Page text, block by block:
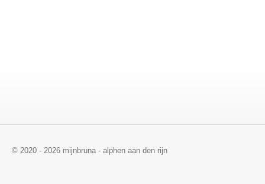
© 2020 - 2026 mijnbruna - alphen aan den rijn